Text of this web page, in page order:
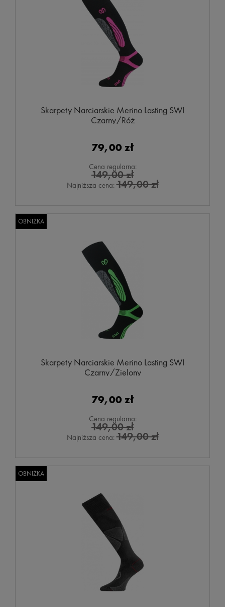
Skarpety Narciarskie Merino Lasting SWI
Czarny/Róż
79,00 zł
Cena regularna:
149,00 zł
Najniższa cena:149,00 zł
Skarpety Narciarskie Merino Lasting SWI
Czarny/Zielony
79,00 zł
Cena regularna:
149,00 zł
Najniższa cena:149,00 zł
OBNIŻKA
OBNIŻKA